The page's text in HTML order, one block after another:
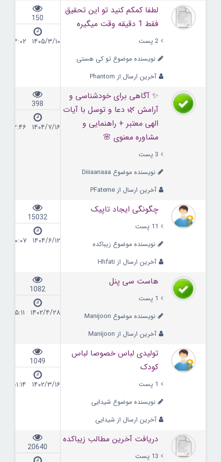
لطفا کمکم کنید تو این تحقیق
فقط 1 دقیقه وقت میگیره
2 پست
نویسنده موضوع تو کی هستی
آخرین ارسال از Phantom
150
۱۴۰۵/۳/۱۰ ۰۴:۰۲
✨ آگاهی برای خودشناسی و
آرامش 🌿 دعا و توسل با آیات
الهی معتبر + راهنمایی و
مشاوره معنوی 🌸
3 پست
نویسنده موضوع Diiiaanaaa
آخرین ارسال از PFateme
398
۱۴۰۴/۷/۱۶ ۰۳:۴۶
چگونگی ایجاد تاپیک
11 پست
نویسنده موضوع زیباکده
آخرین ارسال از Hhfati
15032
۱۴۰۴/۶/۱۲ ۲۰:۰۷
هاست سی پنل
1 پست
نویسنده موضوع Manijoon
آخرین ارسال از Manijoon
1082
۱۴۰۲/۴/۲۸ ۱۵:۱۱
تولیدی لباس خصوصا لباس
کودک
1 پست
نویسنده موضوع شیدایی
آخرین ارسال از شیدایی
1049
۱۴۰۲/۳/۱۶ ۰۱:۱۴
دریافت آخرین مطالب زیباکده
13 پست
20640